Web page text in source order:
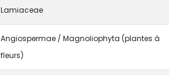
Lamiaceae
Angiospermae / Magnoliophyta (plantes à
fleurs)